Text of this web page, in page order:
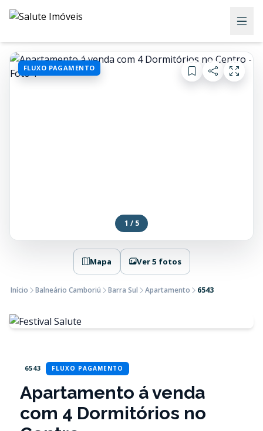
FLUXO PAGAMENTO
1 / 5
Mapa Ver 5 fotos
Início Balneário Camboriú Barra Sul Apartamento 6543
6543 FLUXO PAGAMENTO
Apartamento á venda
com 4 Dormitórios no